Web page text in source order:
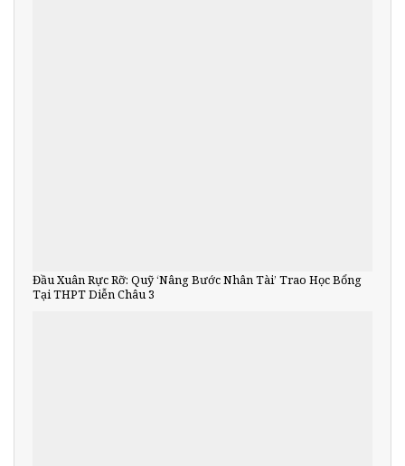
Đầu Xuân Rực Rỡ: Quỹ ‘Nâng Bước Nhân Tài’ Trao Học Bổng
Tại THPT Diễn Châu 3